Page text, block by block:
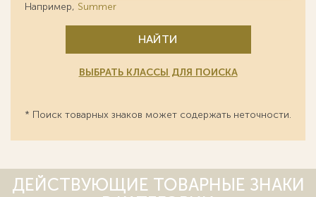
Например, Summer
НАЙТИ
ВЫБРАТЬ КЛАССЫ ДЛЯ ПОИСКА
* Поиск товарных знаков может содержать неточности.
ДЕЙСТВУЮЩИЕ ТОВАРНЫЕ ЗНАКИ